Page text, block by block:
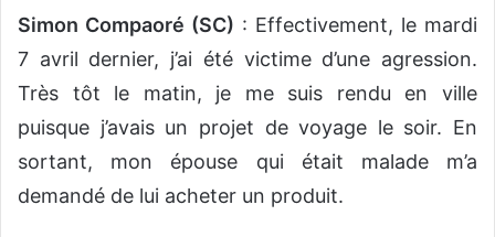
Simon Compaoré (SC) : Effectivement, le mardi
7 avril dernier, j’ai été victime d’une agression.
Très tôt le matin, je me suis rendu en ville
puisque j’avais un projet de voyage le soir. En
sortant, mon épouse qui était malade m’a
demandé de lui acheter un produit.